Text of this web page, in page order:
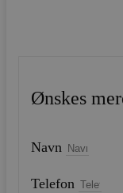
Ønskes
Navn
Telefon